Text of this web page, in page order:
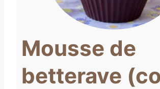
Mousse de
betterave